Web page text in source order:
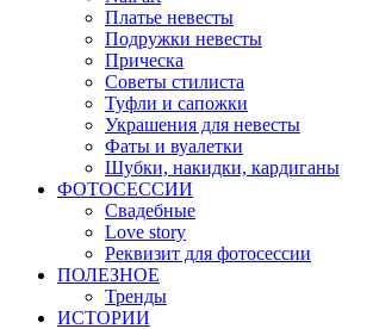
Платье невесты
Подружки невесты
Прическа
Советы стилиста
Туфли и сапожки
Украшения для невесты
Фаты и вуалетки
Шубки, накидки, кардиганы
ФОТОСЕССИИ
Свадебные
Love story
Реквизит для фотосессии
ПОЛЕЗНОЕ
Тренды
ИСТОРИИ